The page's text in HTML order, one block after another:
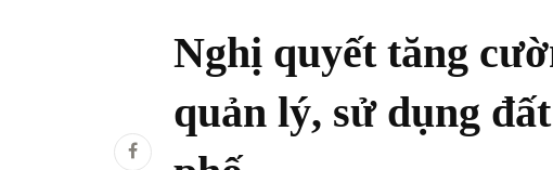
Nghị quyết tăng
quản lý, sử dụng